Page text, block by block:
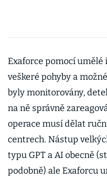
Exaforce pomocí
veškeré pohyby a
byly monitorovány,
na ně správně
operace musí dělat
centrech. Nástup
typu GPT a AI obecně
podobně) ale Exaforcu